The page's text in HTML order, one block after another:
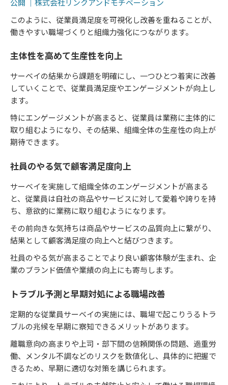
このように、従業員満足度を可視化し改善を重ねることが、
働きやすい職場づくりと組織力強化につながります。
主体性を高めて生産性を向上
サーベイの結果から課題を明確にし、一つひとつ着実に改善
していくことで、従業員満足度やエンゲージメントが向上し
ます。
特にエンゲージメントが高まると、従業員は業務に主体的に
取り組むようになり、その結果、組織全体の生産性の向上が
期待できます。
社員のやる気で顧客満足度向上
サーベイを実施して組織全体のエンゲージメントが高まる
と、従業員は自社の商品やサービスに対して愛着や誇りを持
ち、意欲的に業務に取り組むようになります。
その前向きな気持ちは商品やサービスの品質向上に繋がり、
結果として顧客満足度の向上へと結びつきます。
社員のやる気が高まることでより良い顧客体験が生まれ、企
業のブランド価値や業績の向上にも寄与します。
トラブル予測と早期対処による職場改善
定期的な従業員サーベイの実施には、職場で起こりうるトラ
ブルの兆候を早期に察知できるメリットがあります。
離職意向の高まりや上司・部下間の信頼関係の問題、過重労
働、メンタル不調などのリスクを数値化し、具体的に把握で
きるため、早期に適切な対策を講じられます。